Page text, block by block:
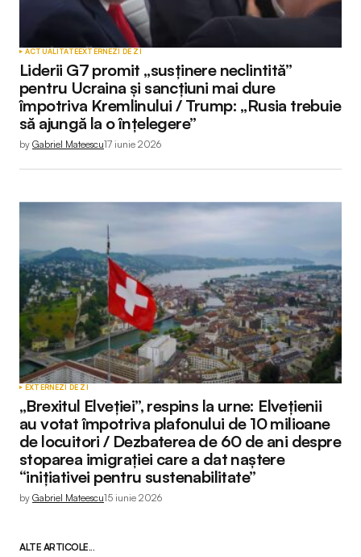
ACTUALITATEEXTERNEZI DE ZI
Liderii G7 promit „susținere neclintită”
pentru Ucraina și sancțiuni mai dure
împotriva Kremlinului / Trump: „Rusia trebuie
să ajungă la o înțelegere”
by Gabriel Mateescu17 iunie 2026
EXTERNEZI DE ZI
„Brexitul Elveției”, respins la urne: Elvețienii
au votat împotriva plafonului de 10 milioane
de locuitori / Dezbaterea de 60 de ani despre
stoparea imigrației care a dat naștere
“inițiativei pentru sustenabilitate”
by Gabriel Mateescu15 iunie 2026
ALTE ARTICOLE...